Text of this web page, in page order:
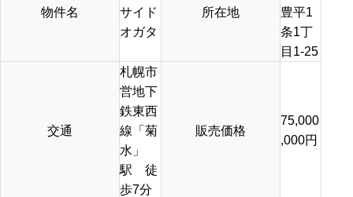
物件名
サイド
オガタ
所在地
豊平1
条1丁
目1‐25
交通
札幌市
営地下
鉄東西
線「菊
水」
駅 徒
歩7分
販売価格
75,000
,000円